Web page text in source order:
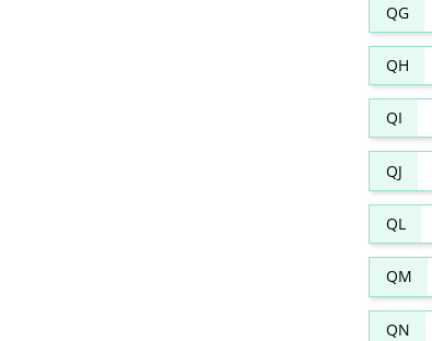
QG
QH
QI
QJ
QL
QM
QN